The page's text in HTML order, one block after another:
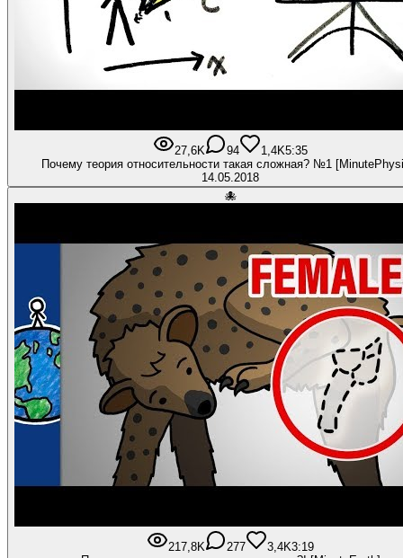
27,6K 94 1,4K5:35
Почему теория относительности такая сложная? №1
14.05.2018
🐙
217,8K 277 3,4K3:19